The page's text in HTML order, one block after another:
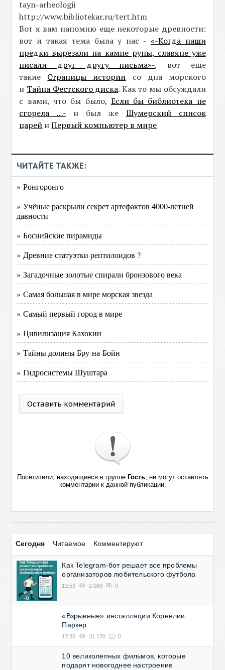
tayn-arheologii
http://www.bibliotekar.ru/tert.htm
Вот я вам напомню еще некоторые древности:
вот и такая тема была у нас - «-Когда наши
предки вырезали на камне руны, славяне уже
писали друг другу письма»-, вот еще
такие Страницы истории со дна морского
и Тайна Фестского диска. Как то мы обсуждали
с вами, что бы было, Если бы библиотека не
сгорела …- и был же Шумерский список
царей иПервый компьютер в мире
ЧИТАЙТЕ ТАКЖЕ:
» Ронгоронго
» Учёные раскрыли секрет артефактов 4000-летней
давности
» Боснийские пирамиды
» Древние статуэтки рептилоидов ?
» Загадочные золотые спирали бронзового века
» Самая большая в мире морская звезда
» Самый первый город в мире
» Цивилизация Кахокии
» Тайны долины Бру-на-Бойн
» Гидросистемы Шуштара
Оставить комментарий
Посетители, находящиеся в группе Гость, не могут оставлять
комментарии к данной публикации.
Сегодня Читаемое Комментируют
Как Telegram-бот решает все проблемы
организаторов любительского футбола
13:53 2 089 0
«Взрывные» инсталляции Корнелии
Паркер
17:36 31 170 0
10 великолепных фильмов, которые
подарят новогоднее настроение